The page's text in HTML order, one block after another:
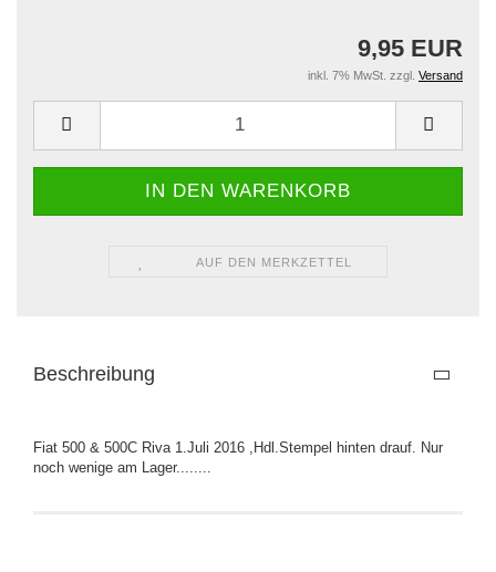
9,95 EUR
inkl. 7% MwSt. zzgl. Versand
AUF DEN MERKZETTEL
Beschreibung
Fiat 500 & 500C Riva 1.Juli 2016 ,Hdl.Stempel hinten drauf. Nur
noch wenige am Lager........